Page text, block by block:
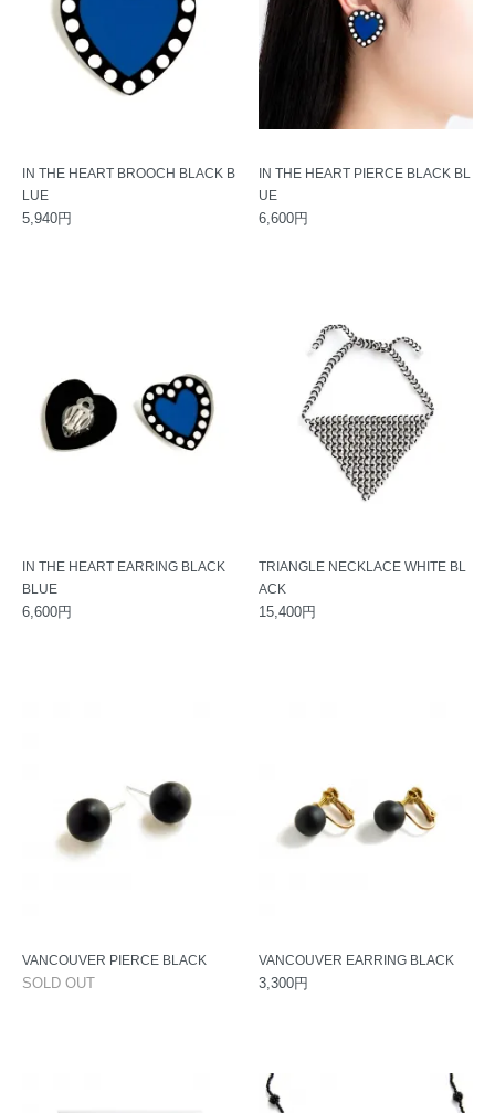
IN THE HEART BROOCH BLACK B
LUE
5,940円
IN THE HEART PIERCE BLACK BL
UE
6,600円
IN THE HEART EARRING BLACK
BLUE
6,600円
TRIANGLE NECKLACE WHITE BL
ACK
15,400円
VANCOUVER PIERCE BLACK
SOLD OUT
VANCOUVER EARRING BLACK
3,300円